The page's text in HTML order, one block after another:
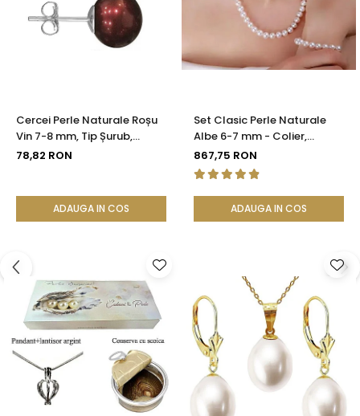
Cercei Perle Naturale Roșu
Vin 7-8 mm, Tip Șurub,
Argint 925 - Calitate AAA |
78,82 RON
ADAUGA IN COS
Set Clasic Perle Naturale
Albe 6-7 mm - Colier,
Brățară și Cercei, Argint 925
| KASKADDA®
867,75 RON
ADAUGA IN COS